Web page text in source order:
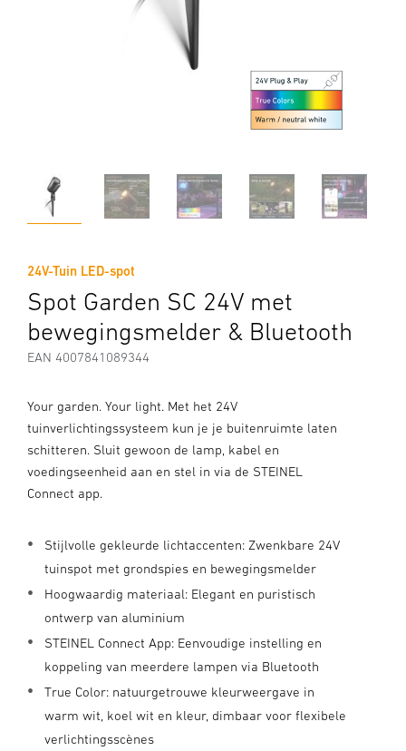
24V-Tuin LED-spot
Spot Garden SC 24V met
bewegingsmelder & Bluetooth
EAN 4007841089344
Your garden. Your light. Met het 24V
tuinverlichtingssysteem kun je je buitenruimte laten
schitteren. Sluit gewoon de lamp, kabel en
voedingseenheid aan en stel in via de STEINEL
Connect app.
Stijlvolle gekleurde lichtaccenten: Zwenkbare 24V
tuinspot met grondspies en bewegingsmelder
Hoogwaardig materiaal: Elegant en puristisch
ontwerp van aluminium
STEINEL Connect App: Eenvoudige instelling en
koppeling van meerdere lampen via Bluetooth
True Color: natuurgetrouwe kleurweergave in
warm wit, koel wit en kleur, dimbaar voor flexibele
verlichtingsscènes